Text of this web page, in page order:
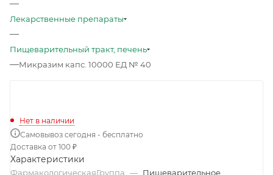
—
Лекарственные препараты
—
Пищеварительный тракт, печень
—Микразим капс. 10000 ЕД № 40
Нет в наличии
Самовывоз сегодня - бесплатно
Доставка от 100 ₽
Характеристики
ФармакологическаяГруппа — Пищеварительное